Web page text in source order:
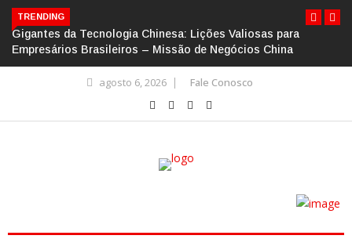
TRENDING
Gigantes da Tecnologia Chinesa: Lições Valiosas para
Empresários Brasileiros – Missão de Negócios China
agosto 6, 2026 Fale Conosco